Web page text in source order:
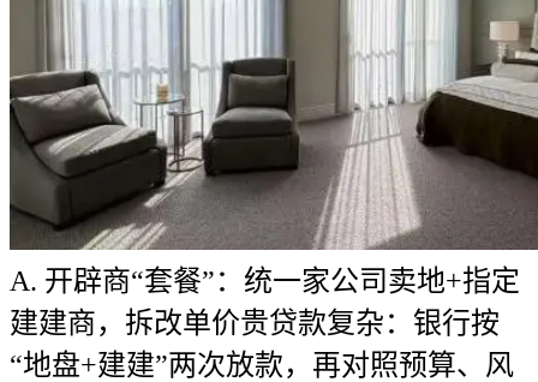
A. 开辟商“套餐”：统一家公司卖地+指定
建建商，拆改单价贵贷款复杂：银行按
“地盘+建建”两次放款，再对照预算、风